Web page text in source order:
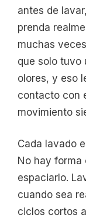
antes de
prenda
muchas
que solo tuvo
olores, y eso
contacto con
movimiento
Cada lavado
No hay forma
espaciarlo.
cuando sea
ciclos cortos